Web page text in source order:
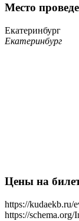
Место
Екатеринбург
Екатеринбург
Цены на
https://kudaekb.ru/
https://schema.org/